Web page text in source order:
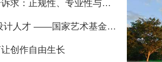
靠谱起名馆与当代父母最核心的三个诉求：正规性、专业性与安全性
聚焦民族服饰传承创新 共育高层次设计人才 ——国家艺术基金《贵州民族服饰传承与创新设计人才培训》正式启动
创作自由生长